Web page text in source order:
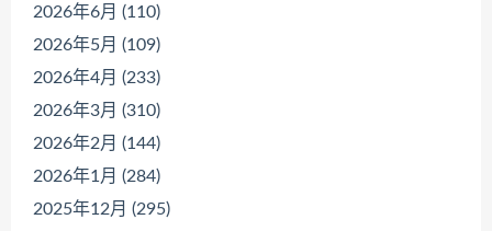
2026年6月 (110)
2026年5月 (109)
2026年4月 (233)
2026年3月 (310)
2026年2月 (144)
2026年1月 (284)
2025年12月 (295)